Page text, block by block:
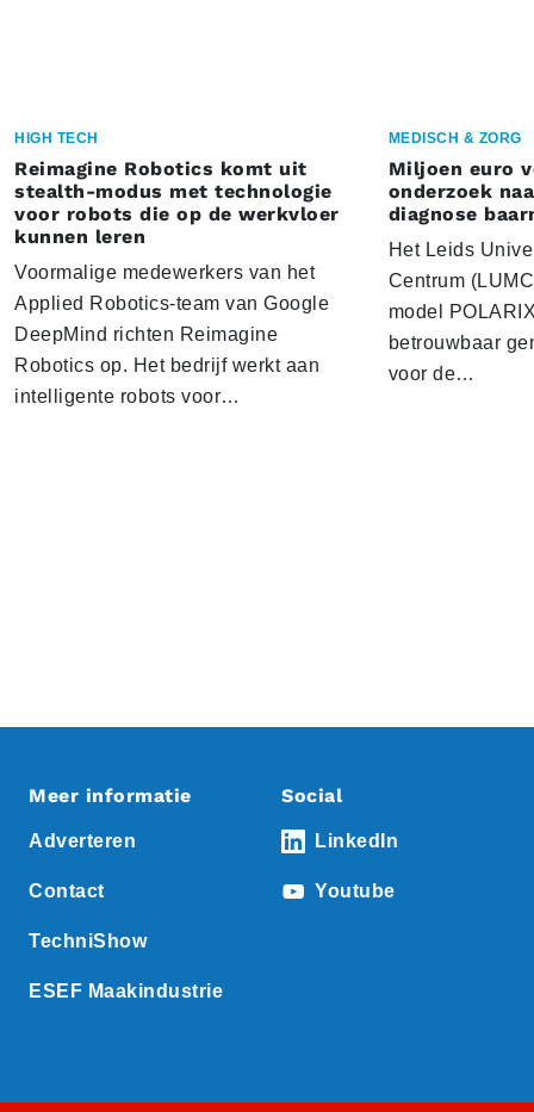
HIGH TECH
Reimagine Robotics komt uit
stealth-modus met technologie
voor robots die op de werkvloer
kunnen leren
Voormalige medewerkers van het
Applied Robotics-team van Google
DeepMind richten Reimagine
Robotics op. Het bedrijf werkt aan
intelligente robots voor…
MEDISCH & ZORG
Miljoen euro
onderzoek
diagnose
Het Leids
Centrum
model
betrouwbaar
voor de…
Meer informatie
Adverteren
Contact
TechniShow
ESEF Maakindustrie
Social
LinkedIn
Youtube